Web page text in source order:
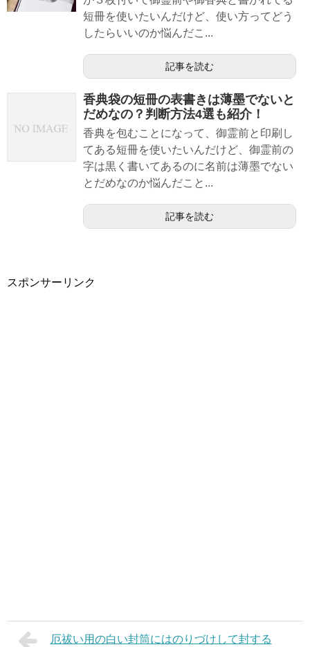
短冊を使いたいんだけど、使い方ってどう
したらいいのか悩んだこ...
記事を読む
香典袋の短冊の表書きは薄墨でないと
だめなの？判断方法4選も紹介！
香典を包むことになって、御霊前と印刷し
てある短冊を使いたいんだけど、御霊前の
字は黒く書いてあるのに名前は薄墨でない
とだめなのか悩んだこと...
記事を読む
スポンサーリンク
厄祓い用の白い封筒にはのりづけして封する